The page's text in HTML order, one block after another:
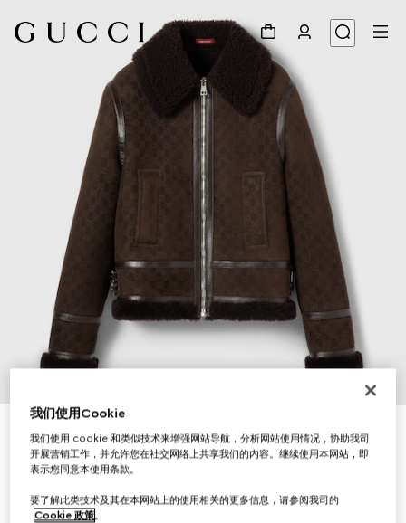
饰印花绒面材质羊毛皮夹克
£4,620
我们使用Cookie
我们使用 cookie 和类似技术来增强网站导航，分析网站使用情况，协助我司
开展营销工作，并允许您在社交网络上共享我们的内容。继续使用本网站，即
表示您同意本使用条款。
要了解此类技术及其在本网站上的使用相关的更多信息，请参阅我司的
Cookie 政策。